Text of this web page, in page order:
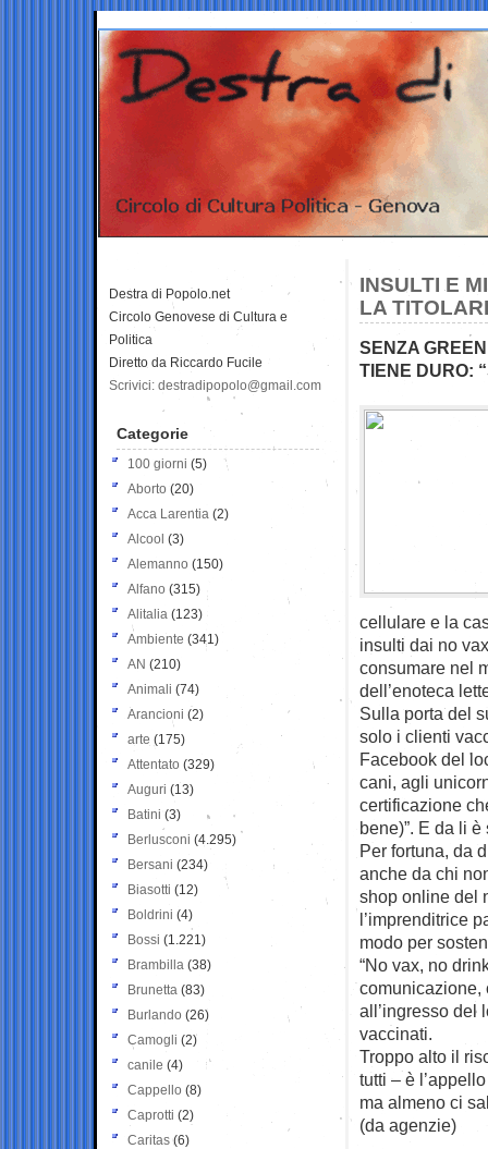
INSULTI E
LA
SENZA
TIENE DURO:
cellulare e la
insulti dai no
consumare nel
dell’enoteca
Sulla porta del
solo i clienti
Facebook del
cani, agli
certificazione
bene)”. E da li
Per fortuna, da
anche da chi
shop online del
l’imprenditrice
modo per
“No vax, no
comunicazione,
all’ingresso del
vaccinati.
Troppo alto il
tutti – è
ma almeno ci
(da agenzie)
Destra di Popolo.net
Circolo Genovese di Cultura e
Politica
Diretto da Riccardo Fucile
Scrivici: destradipopolo@gmail.com
Categorie
100 giorni (5)
Aborto (20)
Acca Larentia (2)
Alcool (3)
Alemanno (150)
Alfano (315)
Alitalia (123)
Ambiente (341)
AN (210)
Animali (74)
Arancioni (2)
arte (175)
Attentato (329)
Auguri (13)
Batini (3)
Berlusconi (4.295)
Bersani (234)
Biasotti (12)
Boldrini (4)
Bossi (1.221)
Brambilla (38)
Brunetta (83)
Burlando (26)
Camogli (2)
canile (4)
Cappello (8)
Caprotti (2)
Caritas (6)